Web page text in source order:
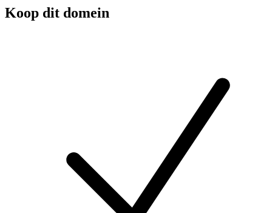
Koop dit domein